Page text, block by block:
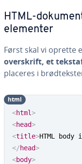
HTML-
elementer
Først skal vi oprette
over­skrift, et
placeres i
<html>
<head>
<title>HTML body
</head>
<body>
html